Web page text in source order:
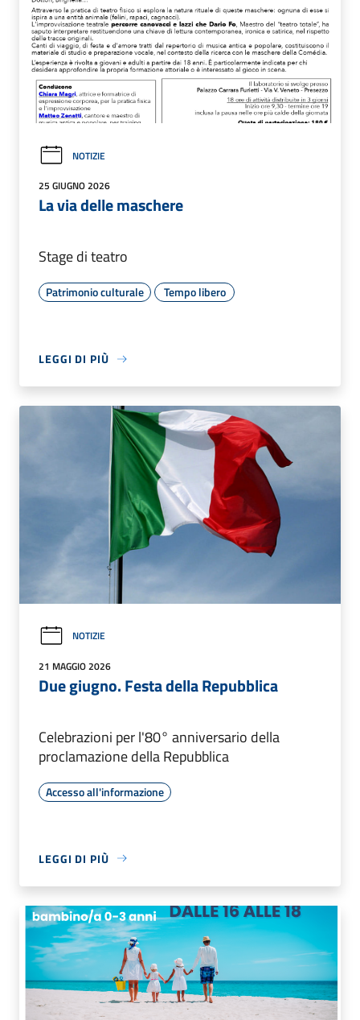
NOTIZIE
25 GIUGNO 2026
La via delle maschere
Stage di teatro
Patrimonio culturale Tempo libero
LEGGI DI PIÙ
NOTIZIE
21 MAGGIO 2026
Due giugno. Festa della Repubblica
Celebrazioni per l'80° anniversario della
proclamazione della Repubblica
Accesso all'informazione
LEGGI DI PIÙ